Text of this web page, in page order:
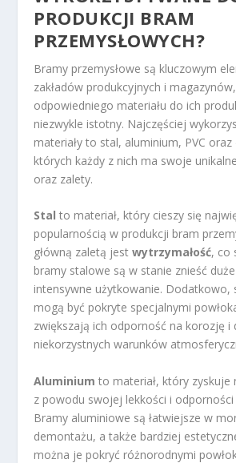
PRODUKCJI BRAM
PRZEMYSŁOWYCH?
Bramy przemysłowe są kluczowym
zakładów produkcyjnych i
odpowiedniego materiału do ich
niezwykle istotny. Najczęściej
materiały to stal, aluminium, PVC
których każdy z nich ma swoje
oraz zalety.
Stal to materiał, który cieszy się
popularnością w produkcji bram
główną zaletą jestwytrzymałość, co
bramy stalowe są w stanie znieść
intensywne użytkowanie. Dodatkowo,
mogą być pokryte specjalnymi
zwiększają ich odporność na korozję i
niekorzystnych warunków
Aluminium to materiał, który zyskuje
z powodu swojej lekkości i
Bramy aluminiowe są łatwiejsze w
demontażu, a także bardziej
można je pokryć różnorodnymi